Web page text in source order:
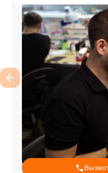
Константин